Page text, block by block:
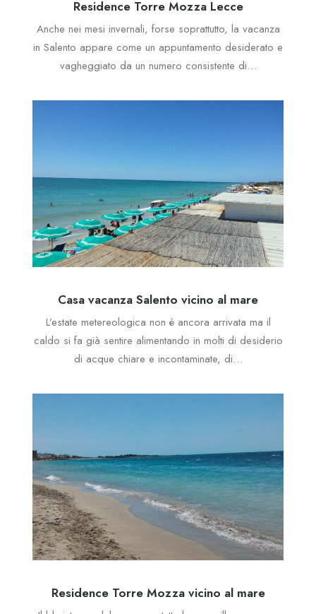
Residence Torre Mozza Lecce
Anche nei mesi invernali, forse soprattutto, la vacanza
in Salento appare come un appuntamento desiderato e
vagheggiato da un numero consistente di…
Casa vacanza Salento vicino al mare
L’estate metereologica non è ancora arrivata ma il
caldo si fa già sentire alimentando in molti di desiderio
di acque chiare e incontaminate, di…
Residence Torre Mozza vicino al mare